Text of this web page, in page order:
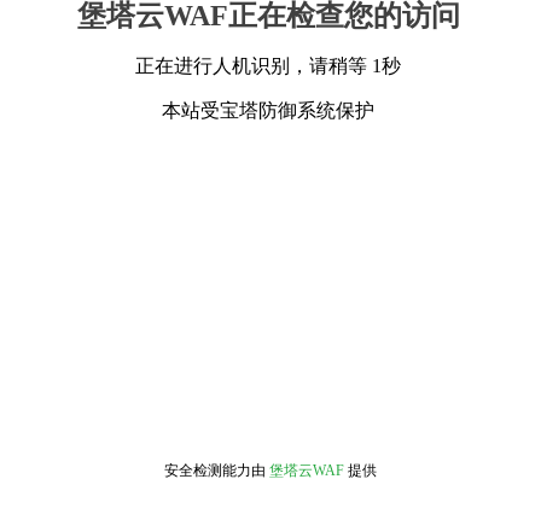
堡塔云WAF正在检查您的访问
正在进行人机识别，请稍等 1秒
本站受宝塔防御系统保护
安全检测能力由 堡塔云WAF 提供